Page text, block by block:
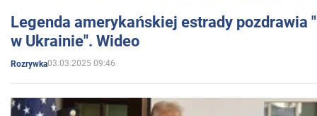
Legenda amerykańskiej estrady pozdrawia
w Ukrainie". Wideo
Rozrywka03.03.2025 09:46